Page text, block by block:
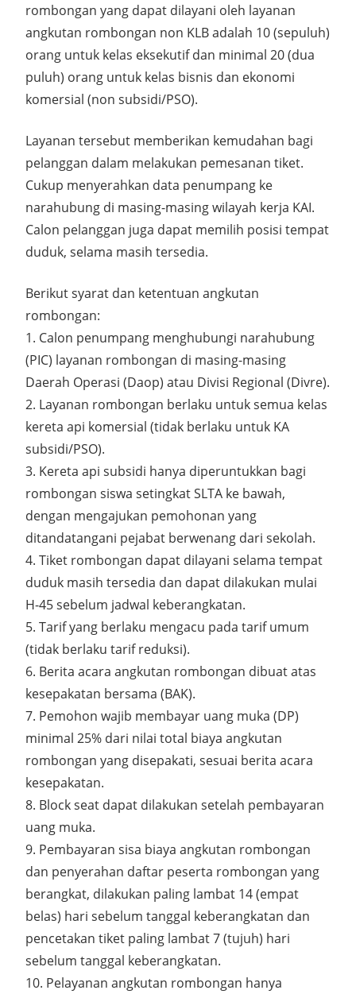
rombongan yang dapat dilayani oleh layanan
angkutan rombongan non KLB adalah 10 (sepuluh)
orang untuk kelas eksekutif dan minimal 20 (dua
puluh) orang untuk kelas bisnis dan ekonomi
komersial (non subsidi/PSO).
Layanan tersebut memberikan kemudahan bagi
pelanggan dalam melakukan pemesanan tiket.
Cukup menyerahkan data penumpang ke
narahubung di masing-masing wilayah kerja KAI.
Calon pelanggan juga dapat memilih posisi tempat
duduk, selama masih tersedia.
Berikut syarat dan ketentuan angkutan
rombongan:
1. Calon penumpang menghubungi narahubung
(PIC) layanan rombongan di masing-masing
Daerah Operasi (Daop) atau Divisi Regional (Divre).
2. Layanan rombongan berlaku untuk semua kelas
kereta api komersial (tidak berlaku untuk KA
subsidi/PSO).
3. Kereta api subsidi hanya diperuntukkan bagi
rombongan siswa setingkat SLTA ke bawah,
dengan mengajukan pemohonan yang
ditandatangani pejabat berwenang dari sekolah.
4. Tiket rombongan dapat dilayani selama tempat
duduk masih tersedia dan dapat dilakukan mulai
H-45 sebelum jadwal keberangkatan.
5. Tarif yang berlaku mengacu pada tarif umum
(tidak berlaku tarif reduksi).
6. Berita acara angkutan rombongan dibuat atas
kesepakatan bersama (BAK).
7. Pemohon wajib membayar uang muka (DP)
minimal 25% dari nilai total biaya angkutan
rombongan yang disepakati, sesuai berita acara
kesepakatan.
8. Block seat dapat dilakukan setelah pembayaran
uang muka.
9. Pembayaran sisa biaya angkutan rombongan
dan penyerahan daftar peserta rombongan yang
berangkat, dilakukan paling lambat 14 (empat
belas) hari sebelum tanggal keberangkatan dan
pencetakan tiket paling lambat 7 (tujuh) hari
sebelum tanggal keberangkatan.
10. Pelayanan angkutan rombongan hanya